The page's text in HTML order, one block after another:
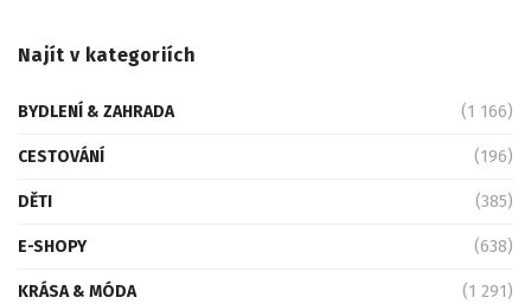
Najít v kategoriích
BYDLENÍ & ZAHRADA (1 166)
CESTOVÁNÍ (196)
DĚTI (385)
E-SHOPY (638)
KRÁSA & MÓDA (1 291)